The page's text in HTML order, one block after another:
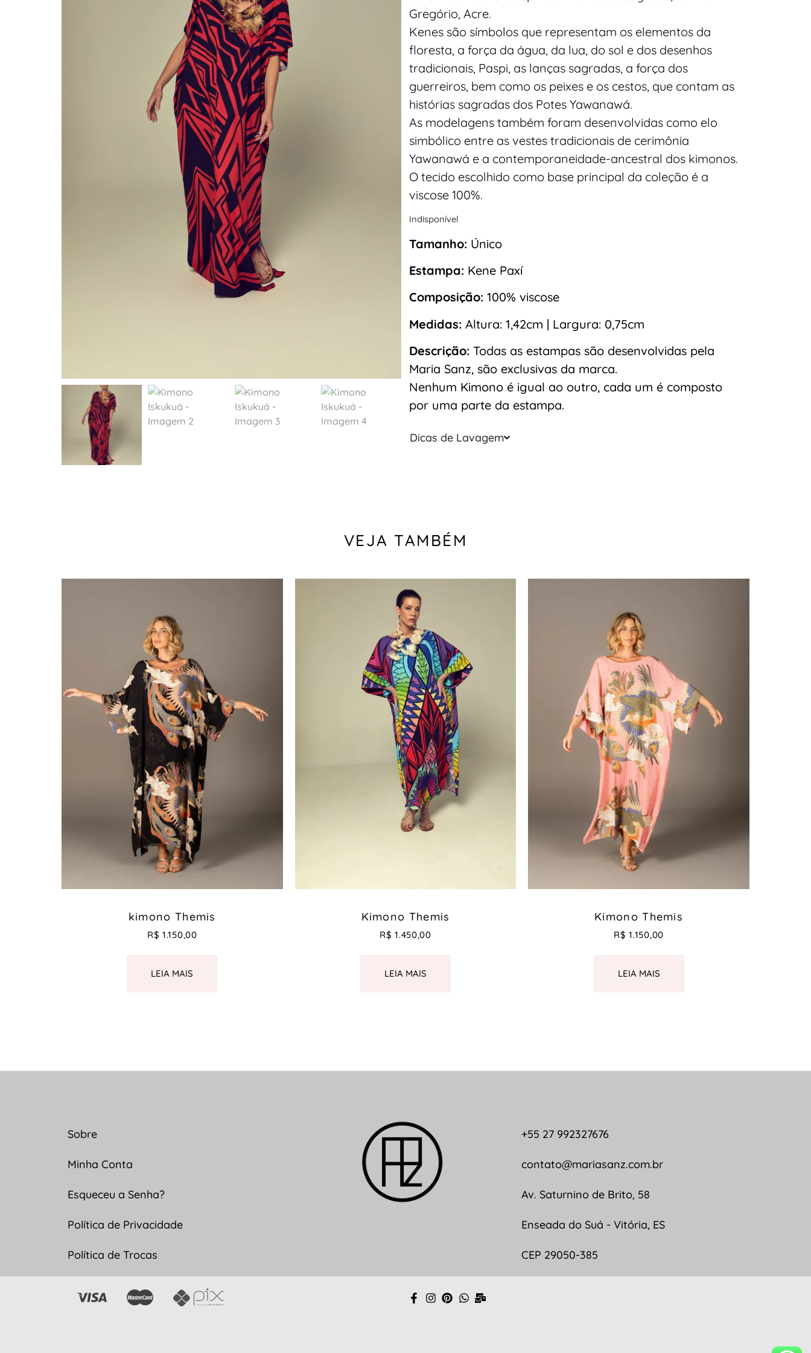
Gregório, Acre.
Kenes são símbolos que representam os elementos da
floresta, a força da água, da lua, do sol e dos desenhos
tradicionais, Paspi, as lanças sagradas, a força dos
guerreiros, bem como os peixes e os cestos, que contam as
histórias sagradas dos Potes Yawanawá.
As modelagens também foram desenvolvidas como elo
simbólico entre as vestes tradicionais de cerimônia
Yawanawá e a contemporaneidade-ancestral dos kimonos.
O tecido escolhido como base principal da coleção é a
viscose 100%.
Indisponível
Tamanho: Único
Estampa: Kene Paxí
Composição: 100% viscose
Medidas:Altura: 1,42cm | Largura: 0,75cm
Descrição:Todas as estampas são desenvolvidas pela
Maria Sanz, são exclusivas da marca.
Nenhum Kimono é igual ao outro, cada um é composto
por uma parte da estampa.
Dicas de Lavagem
VEJA TAMBÉM
kimono Themis
R$ 1.150,00
LEIA MAIS
Kimono Themis
R$ 1.450,00
LEIA MAIS
Kimono Themis
R$ 1.150,00
LEIA MAIS
Sobre
Minha Conta
Esqueceu a Senha?
Política de Privacidade
Política de Trocas
+55 27 992327676
contato@mariasanz.com.br
Av. Saturnino de Brito, 58
Enseada do Suá - Vitória, ES
CEP 29050-385